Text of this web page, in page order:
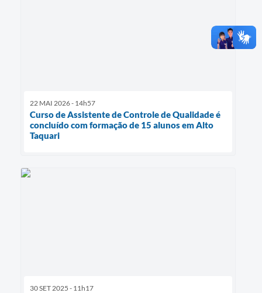
22 MAI 2026 - 14h57
Curso de Assistente de Controle de Qualidade é
concluído com formação de 15 alunos em Alto
Taquari
30 SET 2025 - 11h17